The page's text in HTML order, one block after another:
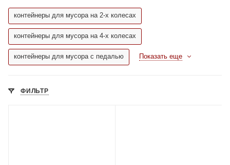
контейнеры для мусора на 2-х колесах
контейнеры для мусора на 4-х колесах
контейнеры для мусора с педалью Показать еще
ФИЛЬТР